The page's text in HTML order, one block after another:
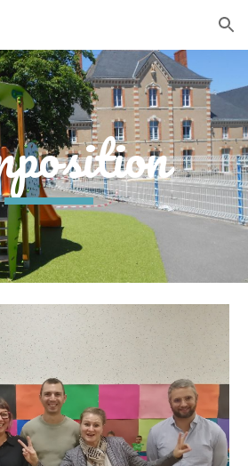
Skip to navigation